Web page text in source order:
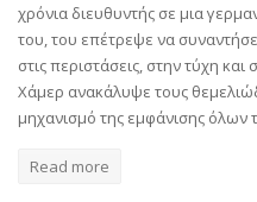
χρόνια διευθυντής σε μια
του, του επέτρεψε να
στις περιστάσεις, στην τύχη
Χάμερ ανακάλυψε τους
μηχανισμό της εμφάνισης όλων
Read more